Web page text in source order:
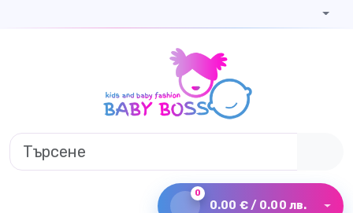
0
0.00 € / 0.00 лв.